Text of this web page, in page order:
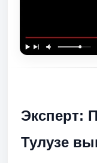
Эксперт:
Тулузе